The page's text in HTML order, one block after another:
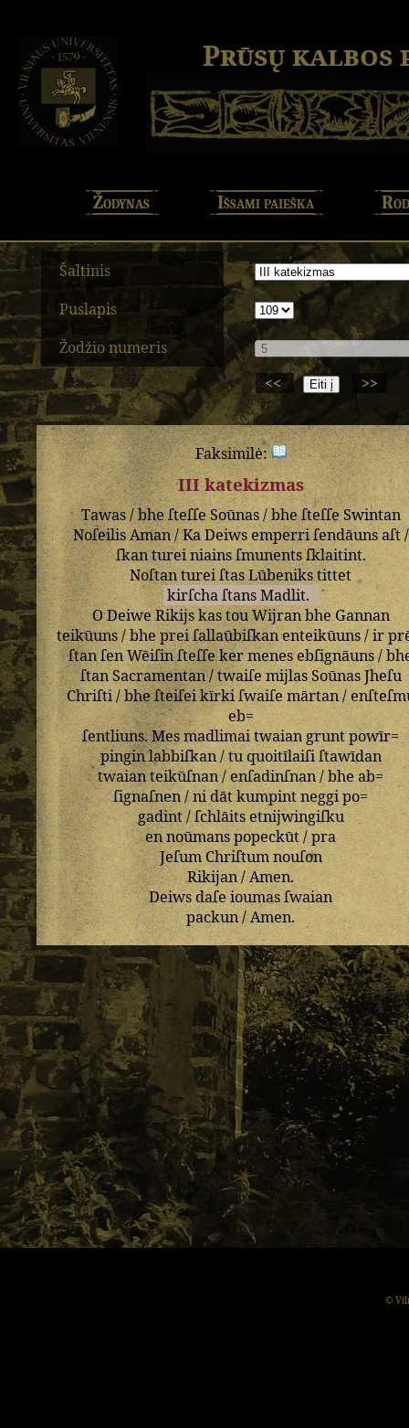
Prūsų kalbos
Žodynas Išsami paieška
Šaltinis
Puslapis
Žodžio numeris
<<
>>
Faksimilė:
III katekizmas
Tawas/bheſteſſe Soūnas/bheſteſſeSwintan
NoſeilisAman/KaDeiwsemperriſendāunsaſt/
ſkantureiniainsſmunentsſklaitint.
NoſtantureiſtasLūbenikstittet
kirſcha ſtans Madlit.
ODeiweRikijskastouWijranbhe Gannan
teikūuns/bhepreiſallaūbiſkanenteikūuns/ir
ſtanſen Wēiſinſteſſekermenesebſignāuns/
ſtanSacramentan/twaiſe mijlasSoūnasJheſu
Chriſti/bheſteiſeikīrkiſwaiſe mārtan/
eb=
ſentliuns.Mes madlimaitwaian gruntpowīr=
pinginlabbiſkan/tuquoitīlaiſiſtawīdan
twaianteikūſnan/enſadinſnan/bheab=
ſignaſnen/nidātkumpintneggi po=
gadint/ſchlāitsetnijwingiſku
ennoūmanspopeckūt/pra
JeſumChriſtumnouſon
Rikijan/Amen.
Deiwsdaſeioumas ſwaian
packun/Amen.
©